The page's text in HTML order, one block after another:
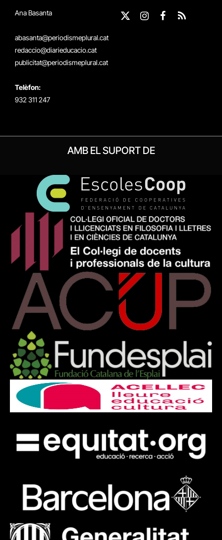
Ana Basanta
abasanta@periodismeplural.cat
redaccio@diarieducacio.cat
publicitat@periodismeplural.cat
Telèfon:
932 311 247
X
InstagramFacebook
RSS
AMB EL SUPORT DE